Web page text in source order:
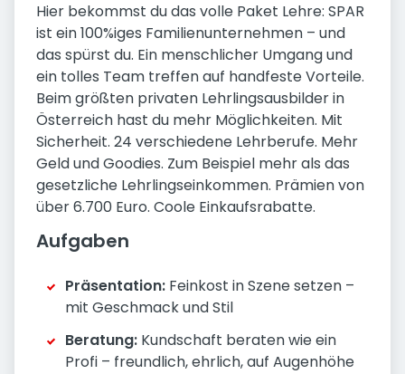
Hier bekommst du das volle Paket Lehre: SPAR
ist ein 100%iges Familienunternehmen – und
das spürst du. Ein menschlicher Umgang und
ein tolles Team treffen auf handfeste Vorteile.
Beim größten privaten Lehrlingsausbilder in
Österreich hast du mehr Möglichkeiten. Mit
Sicherheit. 24 verschiedene Lehrberufe. Mehr
Geld und Goodies. Zum Beispiel mehr als das
gesetzliche Lehrlingseinkommen. Prämien von
über 6.700 Euro. Coole Einkaufsrabatte.
Aufgaben
Präsentation: Feinkost in Szene setzen –
mit Geschmack und Stil
Beratung: Kundschaft beraten wie ein
Profi – freundlich, ehrlich, auf Augenhöhe